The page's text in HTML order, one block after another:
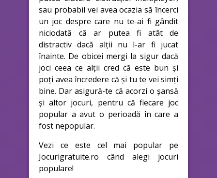
sau probabil vei avea ocazia să încerci
un joc despre care nu te-ai fi gândit
niciodată că ar putea fi atât de
distractiv dacă alții nu l-ar fi jucat
înainte. De obicei mergi la sigur dacă
joci ceea ce alții cred că este bun și
poți avea încredere că și tu te vei simți
bine. Dar asigură-te că acorzi o șansă
și altor jocuri, pentru că fiecare joc
popular a avut o perioadă în care a
fost nepopular.
Vezi ce este cel mai popular pe
Jocurigratuite.ro când alegi jocuri
populare!